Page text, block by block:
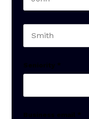
Seniority *
Business email *